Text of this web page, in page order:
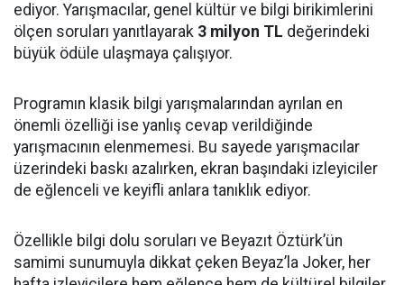
ediyor. Yarışmacılar, genel kültür ve bilgi birikimlerini
ölçen soruları yanıtlayarak 3 milyon TL değerindeki
büyük ödüle ulaşmaya çalışıyor.
Programın klasik bilgi yarışmalarından ayrılan en
önemli özelliği ise yanlış cevap verildiğinde
yarışmacının elenmemesi. Bu sayede yarışmacılar
üzerindeki baskı azalırken, ekran başındaki izleyiciler
de eğlenceli ve keyifli anlara tanıklık ediyor.
Özellikle bilgi dolu soruları ve Beyazıt Öztürk’ün
samimi sunumuyla dikkat çeken Beyaz’la Joker, her